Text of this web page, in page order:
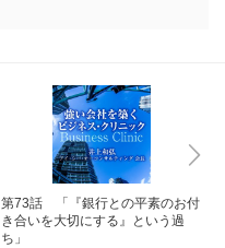
第73話 「『銀行との平素のお付
き合いを大切にする』という過
ち」